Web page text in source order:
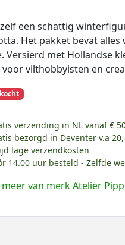
een schattig
Het pakket bevat
Versierd met Hollandse
voor vilthobbyisten en
verzending in NL vanaf €
bezorgd in Deventer v.a
lage verzendkosten
14.00 uur besteld - Zelfde
meer van merk Atelier